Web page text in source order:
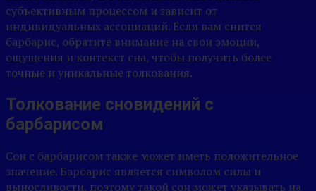
субъективным процессом и зависит от
индивидуальных ассоциаций. Если вам снится
барбарис, обратите внимание на свои эмоции,
ощущения и контекст сна, чтобы получить более
точные и уникальные толкования.
Толкование сновидений с
барбарисом
Сон с барбарисом также может иметь положительное
значение. Барбарис является символом силы и
выносливости, поэтому такой сон может указывать на